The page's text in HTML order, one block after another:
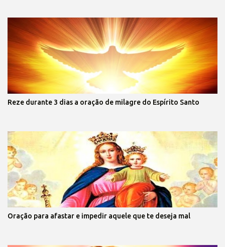
Reze durante 3 dias a oração de milagre do Espírito Santo
Oração para afastar e impedir aquele que te deseja mal